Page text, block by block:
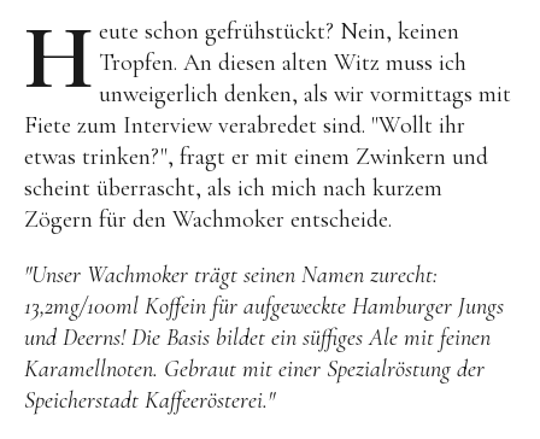
H eute schon gefrühstückt? Nein, keinen
Tropfen. An diesen alten Witz muss ich
unweigerlich denken, als wir vormittags mit
Fiete zum Interview verabredet sind. "Wollt ihr
etwas trinken?", fragt er mit einem Zwinkern und
scheint überrascht, als ich mich nach kurzem
Zögern für den Wachmoker entscheide.
"Unser Wachmoker trägt seinen Namen zurecht:
13,2mg/100ml Koffein für aufgeweckte Hamburger Jungs
und Deerns! Die Basis bildet ein süffiges Ale mit feinen
Karamellnoten. Gebraut mit einer Spezialröstung der
Speicherstadt Kaffeerösterei."